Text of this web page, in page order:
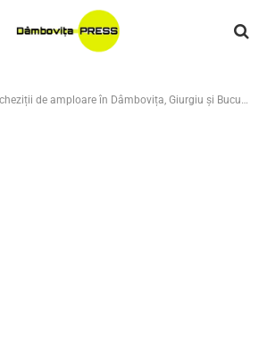
de amploare în Dâmbovița, Giurgiu și București într-un dosar de evaziune fiscală cu un prejudiciu de aproape un milion de lei